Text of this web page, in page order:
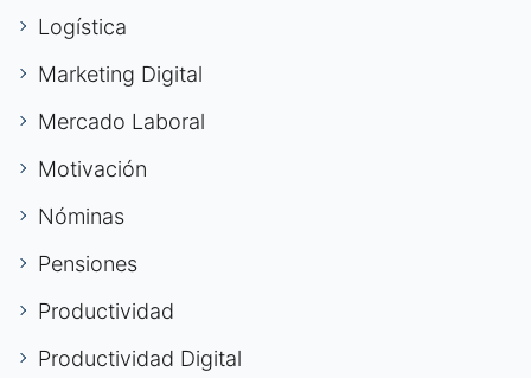
Logística
Marketing Digital
Mercado Laboral
Motivación
Nóminas
Pensiones
Productividad
Productividad Digital